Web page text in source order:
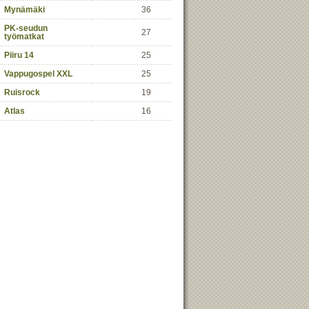
Mynämäki 36
PK-seudun
työmatkat
27
Piiru 14
25
Vappugospel XXL
25
Ruisrock
19
Atlas 16